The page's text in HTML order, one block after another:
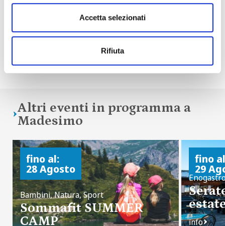
Accetta selezionati
Rifiuta
Condividi
Altri eventi in programma a
Madesimo
fino al:
28 Agosto
Bambini, Natura, Sport
Sommafit SUMMER
CAMP
fino
29
info